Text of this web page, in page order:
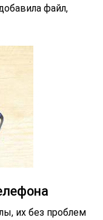
файл,
их без проблем